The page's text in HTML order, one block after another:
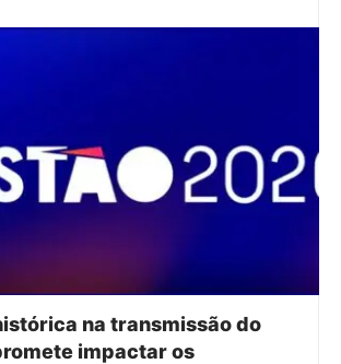
na transmissão do
impactar os